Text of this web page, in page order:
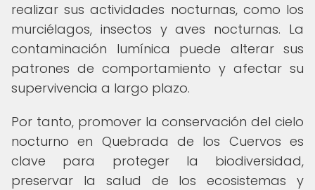
realizar sus actividades nocturnas, como los
murciélagos, insectos y aves nocturnas. La
contaminación lumínica puede alterar sus
patrones de comportamiento y afectar su
supervivencia a largo plazo.
Por tanto, promover la conservación del cielo
nocturno en Quebrada de los Cuervos es
clave para proteger la biodiversidad,
preservar la salud de los ecosistemas y